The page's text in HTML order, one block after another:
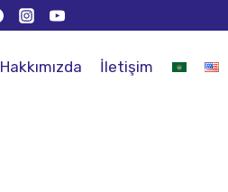
Hakkımızda İletişim